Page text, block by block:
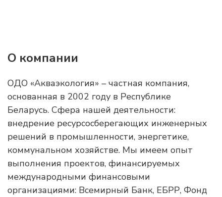
О компании
ОДО «Акваэкология» – частная компания,
основанная в 2002 году в Республике
Беларусь. Сфера нашей деятельности:
внедрение ресурсосберегающих инженерных
решений в промышленности, энергетике,
коммунальном хозяйстве. Мы имеем опыт
выполнения проектов, финансируемых
международными финансовыми
организациями: Всемирный Банк, ЕБРР, Фонд